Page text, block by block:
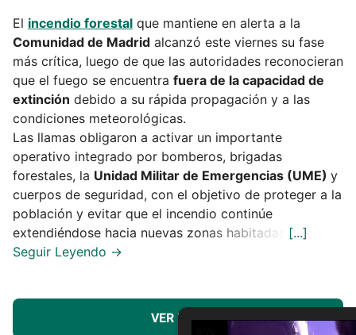
El incendio forestal que mantiene en alerta a la
Comunidad de Madrid alcanzó este viernes su fase
más crítica, luego de que las autoridades reconocieran
que el fuego se encuentra fuera de la capacidad de
extinción debido a su rápida propagación y a las
condiciones meteorológicas.
Las llamas obligaron a activar un importante
operativo integrado por bomberos, brigadas
forestales, la Unidad Militar de Emergencias (UME) y
cuerpos de seguridad, con el objetivo de proteger a la
población y evitar que el incendio continúe
extendiéndose hacia nuevas zonas habitadas.
VER MÁS